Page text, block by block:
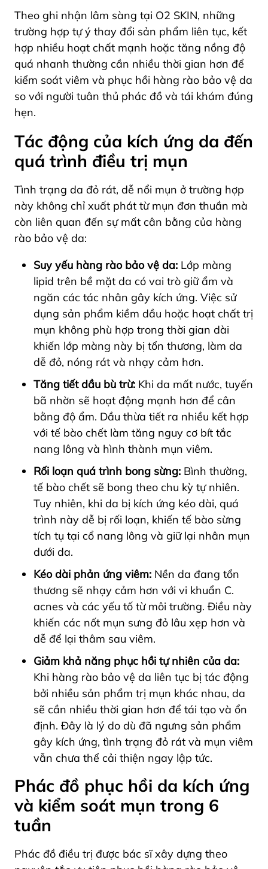
Theo ghi nhận lâm sàng tại O2 SKIN, những
trường hợp tự ý thay đổi sản phẩm liên tục, kết
hợp nhiều hoạt chất mạnh hoặc tăng nồng độ
quá nhanh thường cần nhiều thời gian hơn để
kiểm soát viêm và phục hồi hàng rào bảo vệ da
so với người tuân thủ phác đồ và tái khám đúng
hẹn.
Tác động của kích ứng da đến
quá trình điều trị mụn
Tình trạng da đỏ rát, dễ nổi mụn ở trường hợp
này không chỉ xuất phát từ mụn đơn thuần mà
còn liên quan đến sự mất cân bằng của hàng
rào bảo vệ da:
Suy yếu hàng rào bảo vệ da: Lớp màng
lipid trên bề mặt da có vai trò giữ ẩm và
ngăn các tác nhân gây kích ứng. Việc sử
dụng sản phẩm kiềm dầu hoặc hoạt chất trị
mụn không phù hợp trong thời gian dài
khiến lớp màng này bị tổn thương, làm da
dễ đỏ, nóng rát và nhạy cảm hơn.
Tăng tiết dầu bù trừ: Khi da mất nước, tuyến
bã nhờn sẽ hoạt động mạnh hơn để cân
bằng độ ẩm. Dầu thừa tiết ra nhiều kết hợp
với tế bào chết làm tăng nguy cơ bít tắc
nang lông và hình thành mụn viêm.
Rối loạn quá trình bong sừng: Bình thường,
tế bào chết sẽ bong theo chu kỳ tự nhiên.
Tuy nhiên, khi da bị kích ứng kéo dài, quá
trình này dễ bị rối loạn, khiến tế bào sừng
tích tụ tại cổ nang lông và giữ lại nhân mụn
dưới da.
Kéo dài phản ứng viêm: Nền da đang tổn
thương sẽ nhạy cảm hơn với vi khuẩn C.
acnes và các yếu tố từ môi trường. Điều này
khiến các nốt mụn sưng đỏ lâu xẹp hơn và
dễ để lại thâm sau viêm.
Giảm khả năng phục hồi tự nhiên của da:
Khi hàng rào bảo vệ da liên tục bị tác động
bởi nhiều sản phẩm trị mụn khác nhau, da
sẽ cần nhiều thời gian hơn để tái tạo và ổn
định. Đây là lý do dù đã ngưng sản phẩm
gây kích ứng, tình trạng đỏ rát và mụn viêm
vẫn chưa thể cải thiện ngay lập tức.
Phác đồ phục hồi da kích ứng
và kiểm soát mụn trong 6
tuần
Phác đồ điều trị được bác sĩ xây dựng theo